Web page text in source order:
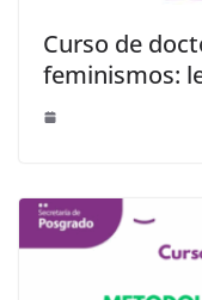
Curso de
feminismos: